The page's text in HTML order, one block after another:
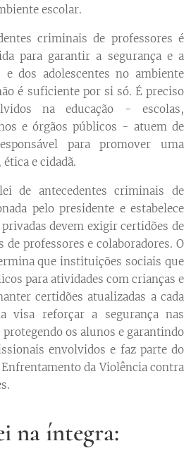
escolar.
criminais de professores é
para garantir a segurança e a
e dos adolescentes no ambiente
é suficiente por si só. É preciso
na educação - escolas,
e órgãos públicos - atuem de
para promover uma
e cidadã.
de antecedentes criminais de
pelo presidente e estabelece
devem exigir certidões de
professores e colaboradores. O
que instituições sociais que
para atividades com crianças e
certidões atualizadas a cada
visa reforçar a segurança nas
os alunos e garantindo
envolvidos e faz parte do
da Violência contra
na íntegra: